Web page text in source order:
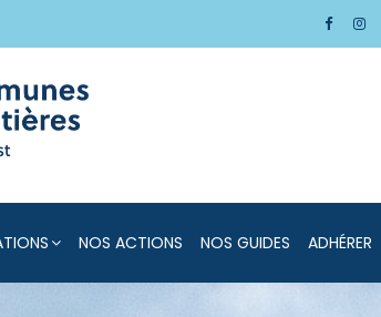
NOS ACTIONS NOS GUIDES ADHÉRER